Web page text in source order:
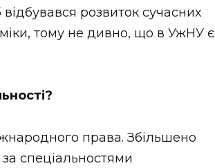
розвиток сучасних
тому не дивно, що в УжНУ є
права. Збільшено
за спеціальностями